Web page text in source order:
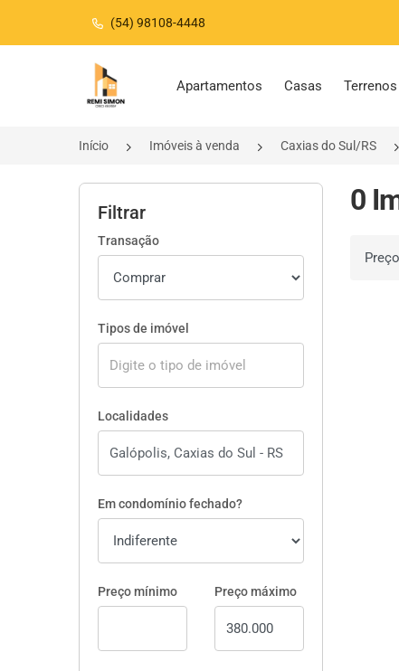
(54) 98108-4448
Página inicial
Apartamentos Casas Terrenos
Início Imóveis à venda Caxias do Sul/RS
Filtrar
Transação
Tipos de imóvel
Localidades
Em condomínio fechado?
Preço mínimo Preço máximo
0